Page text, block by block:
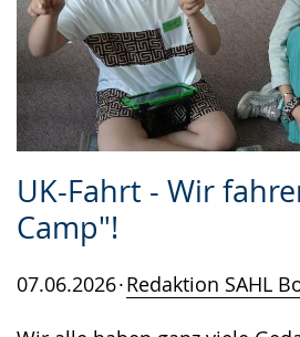
UK-Fahrt - Wir
Camp"!
07.06.2026 Redaktion SAHL